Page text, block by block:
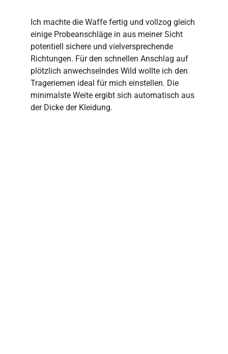
Ich machte die Waffe fertig und vollzog gleich
einige Probeanschläge in aus meiner Sicht
potentiell sichere und vielversprechende
Richtungen. Für den schnellen Anschlag auf
plötzlich anwechselndes Wild wollte ich den
Trageriemen ideal für mich einstellen. Die
minimalste Weite ergibt sich automatisch aus
der Dicke der Kleidung.